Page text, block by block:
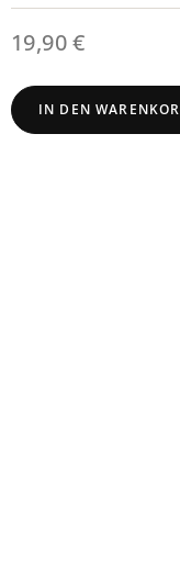
19,90€
IN DEN